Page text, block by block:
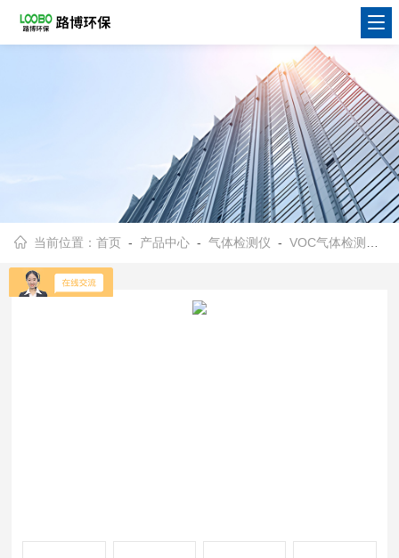
当前位置：首页 - 产品中心 -气体检测仪 -VOC气体检测仪